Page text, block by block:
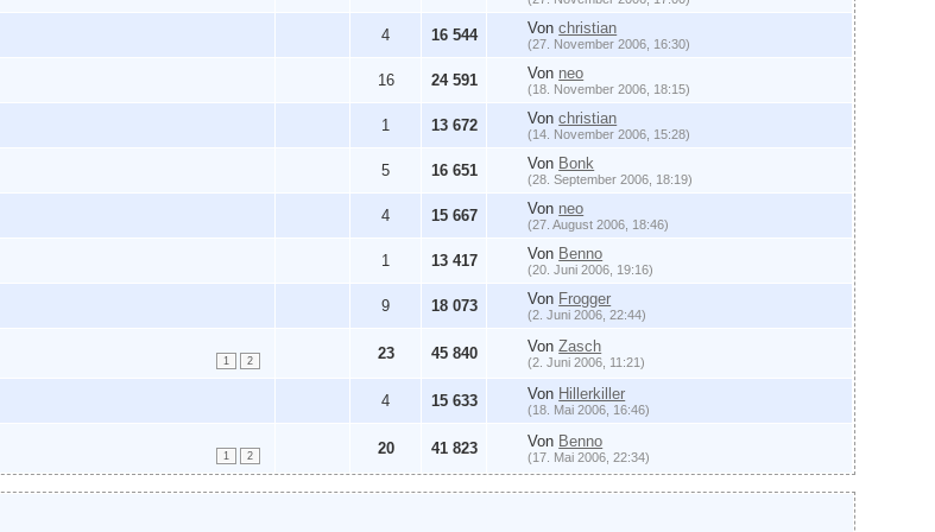
4 16 544 Vonchristian
(27. November 2006, 16:30)
16 24 591 Von neo
(18. November 2006, 18:15)
1 13 672 Vonchristian
(14. November 2006, 15:28)
5 16 651 Von Bonk
(28. September 2006, 18:19)
4 15 667 Von neo
(27. August 2006, 18:46)
1 13 417 Von Benno
(20. Juni 2006, 19:16)
9 18 073 Von Frogger
(2. Juni 2006, 22:44)
1 2 23 45 840 VonZasch
(2. Juni 2006, 11:21)
4 15 633 Von Hillerkiller
(18. Mai 2006, 16:46)
1 2 20 41 823 Von Benno
(17. Mai 2006, 22:34)